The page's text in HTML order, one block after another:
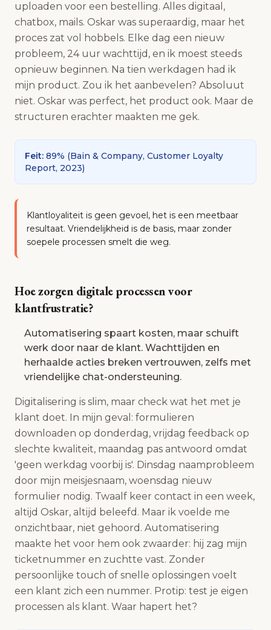
uploaden voor een bestelling. Alles digitaal,
chatbox, mails. Oskar was superaardig, maar het
proces zat vol hobbels. Elke dag een nieuw
probleem, 24 uur wachttijd, en ik moest steeds
opnieuw beginnen. Na tien werkdagen had ik
mijn product. Zou ik het aanbevelen? Absoluut
niet. Oskar was perfect, het product ook. Maar de
structuren erachter maakten me gek.
Feit: 89% (Bain & Company, Customer Loyalty
Report, 2023)
Klantloyaliteit is geen gevoel, het is een meetbaar
resultaat. Vriendelijkheid is de basis, maar zonder
soepele processen smelt die weg.
Hoe zorgen digitale processen voor
klantfrustratie?
Automatisering spaart kosten, maar schuift
werk door naar de klant. Wachttijden en
herhaalde acties breken vertrouwen, zelfs met
vriendelijke chat-ondersteuning.
Digitalisering is slim, maar check wat het met je
klant doet. In mijn geval: formulieren
downloaden op donderdag, vrijdag feedback op
slechte kwaliteit, maandag pas antwoord omdat
'geen werkdag voorbij is'. Dinsdag naamprobleem
door mijn meisjesnaam, woensdag nieuw
formulier nodig. Twaalf keer contact in een week,
altijd Oskar, altijd beleefd. Maar ik voelde me
onzichtbaar, niet gehoord. Automatisering
maakte het voor hem ook zwaarder: hij zag mijn
ticketnummer en zuchtte vast. Zonder
persoonlijke touch of snelle oplossingen voelt
een klant zich een nummer. Protip: test je eigen
processen als klant. Waar hapert het?